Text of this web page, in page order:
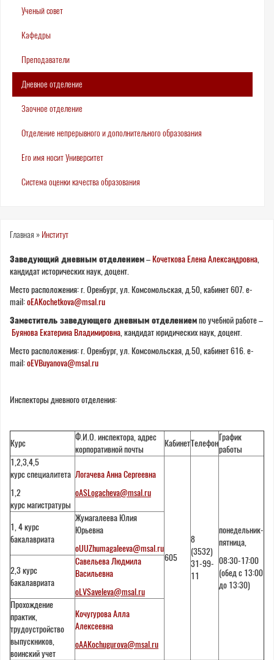
Ученый совет
Кафедры
Преподаватели
Дневное отделение
Заочное отделение
Отделение непрерывного и дополнительного образования
Его имя носит Университет
Система оценки качества образования
Вы
здесь
Главная » Институт
Заведующий дневным отделением–Кочеткова Елена Александровна
кандидат исторических наук, доцент.
Место расположения: г. Оренбург, ул. Комсомольская, д.50, кабинет 607. e-
mail:oEAKochetkova@msal.ru
Заместитель заведующего дневным отделениемпо учебной работе –
Буянова Екатерина Владимировна , кандидат юридических наук, доцент.
Место расположения: г. Оренбург, ул. Комсомольская, д.50, кабинет 616. e-
mail:oEVBuyanova@msal.ru
Инспекторы дневного отделения:
Курс
Ф.И.О. инспектора, адрес
корпоративной почты
КабинетТелефон
График
работы
1,2,3,4,5
курс специалитета
1,2
курс магистратуры
Логачева Анна Сергеевна
oASLogacheva@msal.ru
605
8
(3532)
31-99-
11
понедельник-
пятница,
08:30-17:00
(обед с 13:00
до 13:30)
1, 4 курс
бакалавриата
Жумагалеева Юлия
Юрьевна
oUUZhumagaleeva@msal.ru
2,3 курс
бакалавриата
Савельева Людмила
Васильевна
oLVSaveleva@msal.ru
Прохождение
практик,
трудоустройство
выпускников,
воинский учет
Кочугурова Алла
Алексеевна
oAAKochugurova@msal.ru